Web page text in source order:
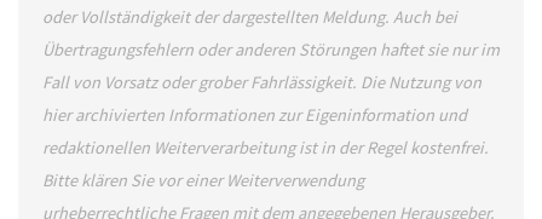
oder Vollständigkeit der dargestellten Meldung. Auch bei
Übertragungsfehlern oder anderen Störungen haftet sie nur im
Fall von Vorsatz oder grober Fahrlässigkeit. Die Nutzung von
hier archivierten Informationen zur Eigeninformation und
redaktionellen Weiterverarbeitung ist in der Regel kostenfrei.
Bitte klären Sie vor einer Weiterverwendung
urheberrechtliche Fragen mit dem angegebenen Herausgeber.